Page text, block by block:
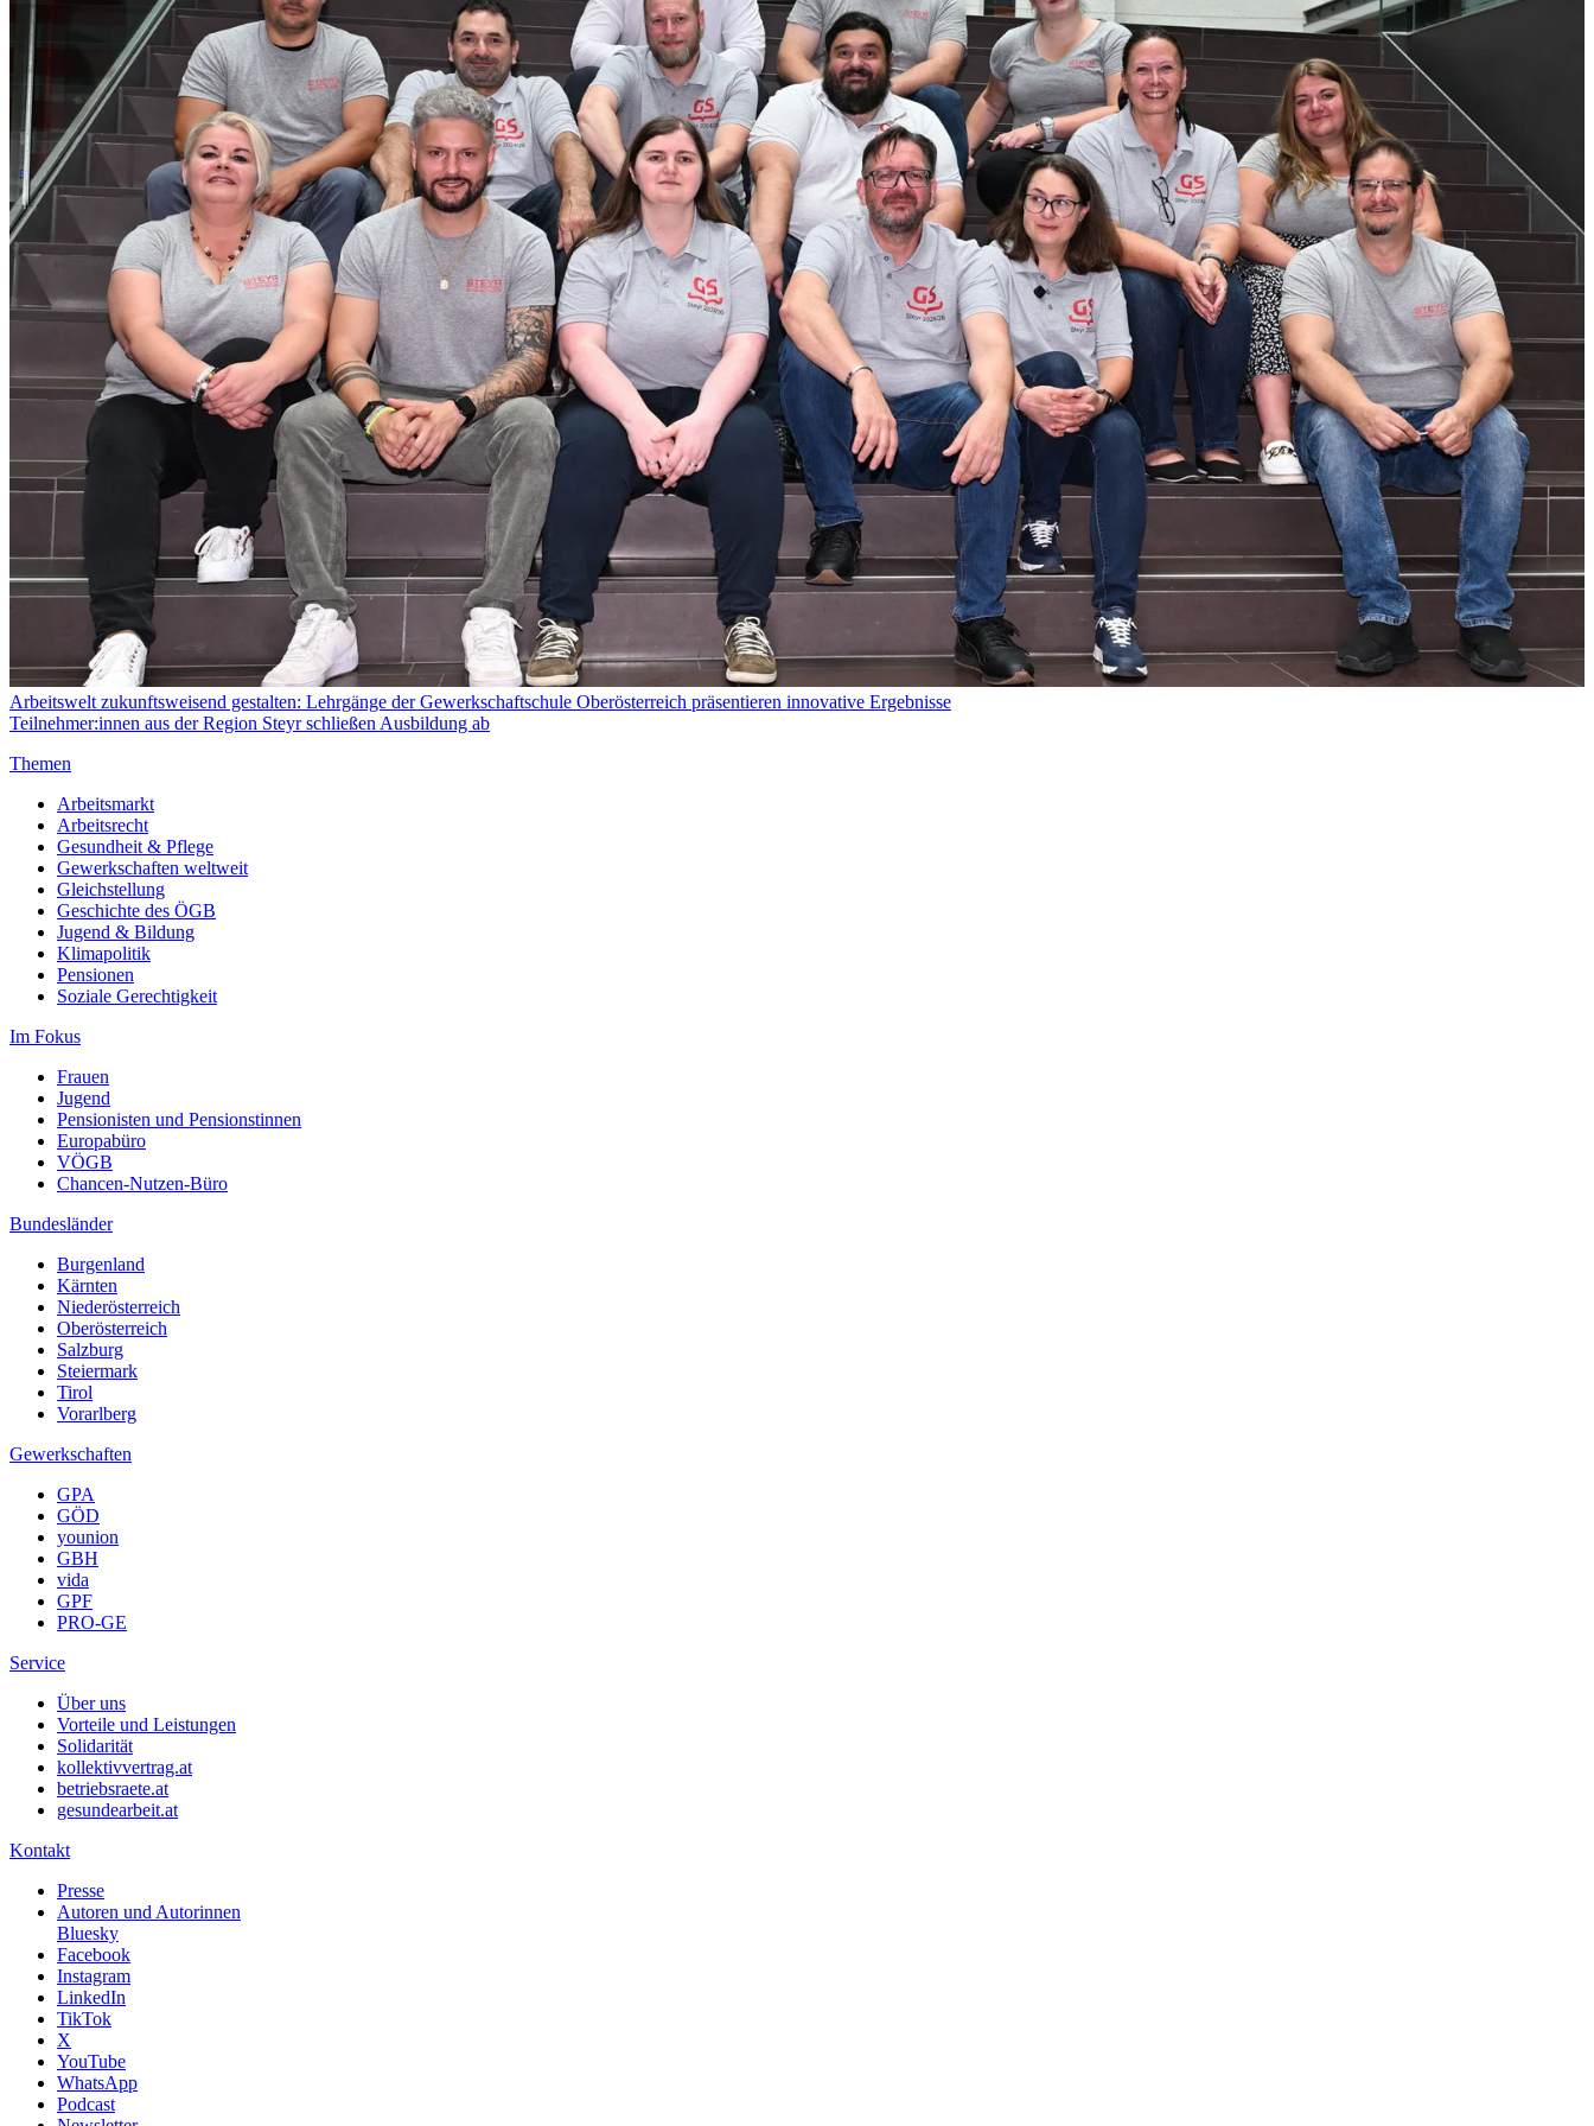
Arbeitswelt zukunftsweisend gestalten: Lehrgänge der Gewerkschaftschule Oberösterreich präsentieren innovative Ergebnisse
Teilnehmer:innen aus der Region Steyr schließen Ausbildung ab
Themen
Arbeitsmarkt
Arbeitsrecht
Gesundheit & Pflege
Gewerkschaften weltweit
Gleichstellung
Geschichte des ÖGB
Jugend & Bildung
Klimapolitik
Pensionen
Soziale Gerechtigkeit
Im Fokus
Frauen
Jugend
Pensionisten und Pensionstinnen
Europabüro
VÖGB
Chancen-Nutzen-Büro
Bundesländer
Burgenland
Kärnten
Niederösterreich
Oberösterreich
Salzburg
Steiermark
Tirol
Vorarlberg
Gewerkschaften
GPA
GÖD
younion
GBH
vida
GPF
PRO-GE
Service
Über uns
Vorteile und Leistungen
Solidarität
kollektivvertrag.at
betriebsraete.at
gesundearbeit.at
Kontakt
Presse
Autoren und Autorinnen
Bluesky
Facebook
Instagram
LinkedIn
TikTok
X
YouTube
WhatsApp
Podcast